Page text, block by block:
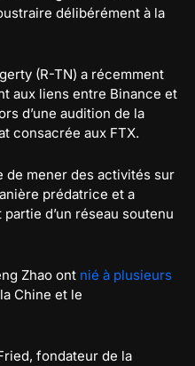
délibérément à la
(R-TN) a récemment
aux liens entre Binance et
d’une audition de la
consacrée aux FTX.
de mener des activités sur
prédatrice et a
d’un réseau soutenu
Zhao ont nié à plusieurs
Chine et le
fondateur de la